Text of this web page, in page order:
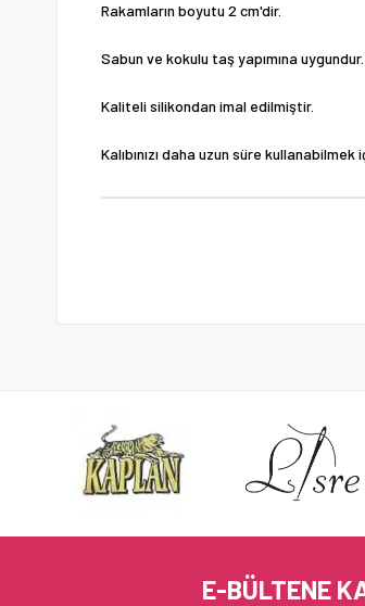
Rakamların boyutu 2 cm'dir.
Sabun ve kokulu taş yapımına uygundur.
Kaliteli silikondan imal edilmiştir.
Kalıbınızı daha uzun süre
E-BÜLTENE